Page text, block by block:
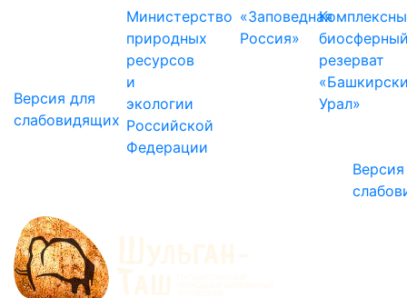
Версия для
слабовидящих
Министерство
природных
ресурсов
и
экологии
Российской
Федерации
«Заповедная
Россия»
резерват
Урал»